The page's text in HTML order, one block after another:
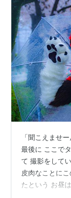
「聞こえませ
最後に ここで
て 撮影をして
皮肉なことに
たという お昼